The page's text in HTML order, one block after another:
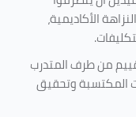
الأكاديمية،
من طرف المتدرب
المكتسبة وتحقيق